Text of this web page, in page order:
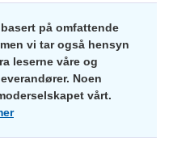
på omfattende
vi tar også hensyn
leserne våre og
Noen
vårt.